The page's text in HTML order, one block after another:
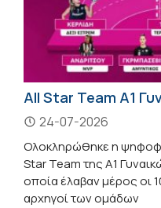
All Star Team A1
24-07-2026
Ολοκληρώθηκε η
Star Team της Α1
οποία έλαβαν μέρος οι
αρχηγοί των ομάδων